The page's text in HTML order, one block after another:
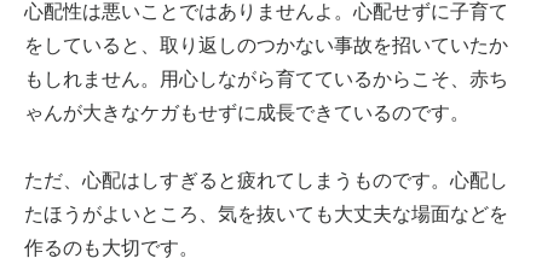
心配性は悪いことではありませんよ。心配せずに子育て
をしていると、取り返しのつかない事故を招いていたか
もしれません。用心しながら育てているからこそ、赤ち
ゃんが大きなケガもせずに成長できているのです。
ただ、心配はしすぎると疲れてしまうものです。心配し
たほうがよいところ、気を抜いても大丈夫な場面などを
作るのも大切です。